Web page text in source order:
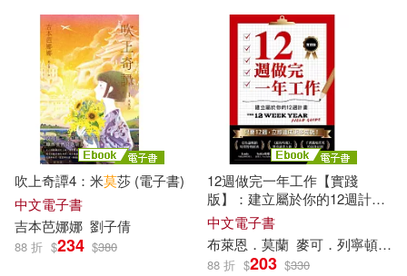
何艷球(1) 佩卓．阿莫多瓦(1)
佳樂(1)
俞姿婷(1) 修藍(1)
傑瑞・霍普金斯(1)
光澤(1)
中國水利水電出版社(1)
中國紡織出版社(1)
中國華僑出版社(1)
中國輕工業出版社(1)
吹上奇譚4：米莫莎 (電子書)
中文電子書
吉本芭娜娜 劉子倩
88 折 $234 $380
12週做完一年工作【實踐
版】：建立屬於你的12週計畫
(電子書)
中文電子書
布萊恩． 莫蘭 麥可．列寧頓 夏
88 折 $203 $330